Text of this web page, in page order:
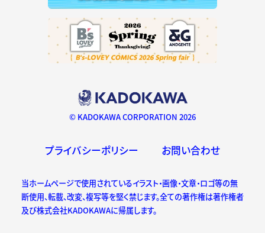
© KADOKAWA CORPORATION 2026
プライバシーポリシー お問い合わせ
当ホームページで使用されているイラスト・画像・文章・ロゴ等の無
断使用、転載、改変、複写等を堅く禁じます。全ての著作権は著作権者
及び株式会社KADOKAWAに帰属します。